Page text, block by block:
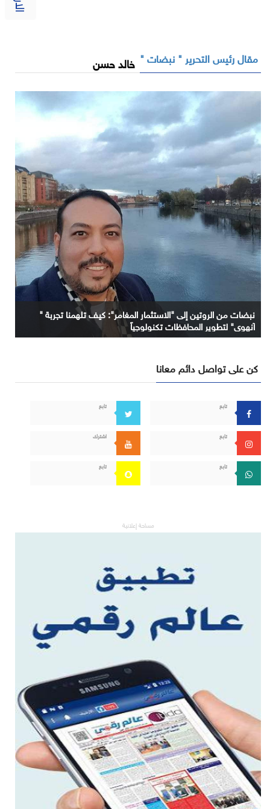
مقال رئيس التحرير " نبضات " خالد حسن
نبضات من الروتين إلى "الاستثمار المغامر": كيف تلهمنا تجربة "
آنهوي" لتطوير المحافظات تكنولوجياً
كن على تواصل دائم معانا
تابع تابع
تابع اشترك
تابع تابع
مساحة إعلانية